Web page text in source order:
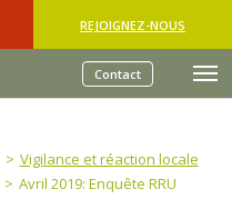
REJOIGNEZ-NOUS
Contact
Vigilance et réaction locale
Avril 2019: Enquête RRU